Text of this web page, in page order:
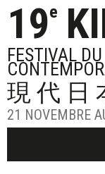
19e
FESTIVAL
現代日
21 NOVEMBRE